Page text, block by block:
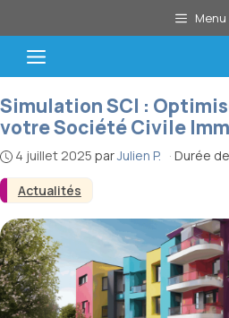
au
contenu
Menu
Menu
Actualités
Simulation SCI :
votre Société Civile
4 juillet 2025 parJulien P. · Durée